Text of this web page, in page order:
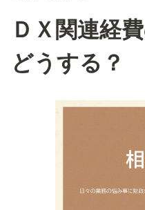
ＤＸ関連経
どうする？